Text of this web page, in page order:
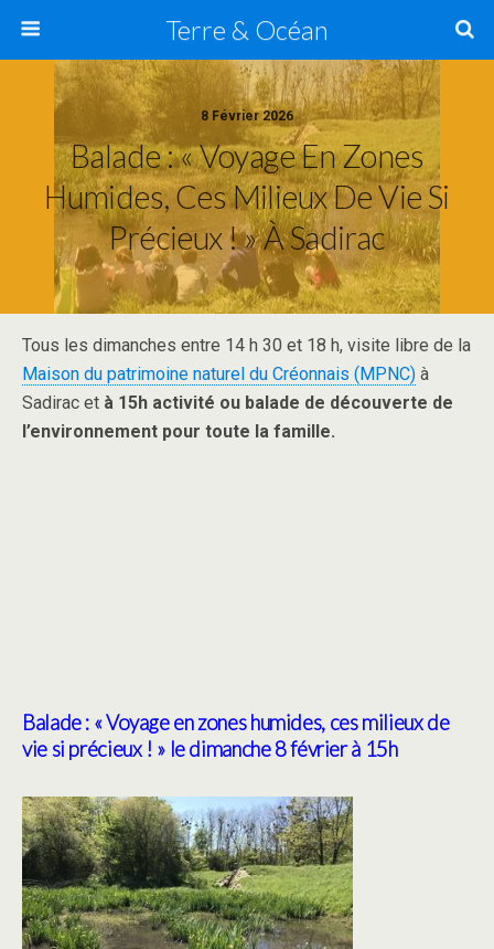
Terre & Océan
8 Février 2026
Balade : « Voyage En Zones
Humides, Ces Milieux De Vie Si
Précieux ! » À Sadirac
Tous les dimanches entre 14 h 30 et 18 h, visite libre de la
Maison du patrimoine naturel du Créonnais (MPNC) à
Sadirac et à 15h activité ou balade de découverte de
l’environnement pour toute la famille.
Balade : « Voyage en zones humides, ces milieux de
vie si précieux ! » le dimanche 8 février à 15h